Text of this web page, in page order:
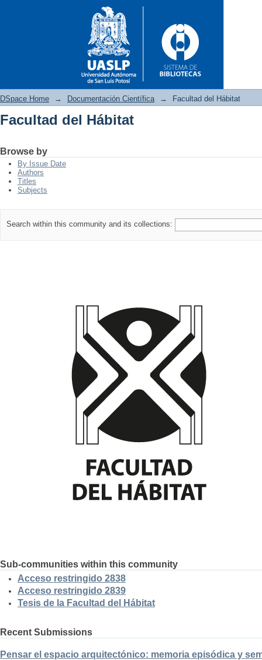
DSpace Home → Documentación Científica → Facultad del Hábitat
Facultad del Hábitat
Browse by
By Issue Date
Authors
Titles
Subjects
Search within this community and its collections:
Sub-communities within this community
Acceso restringido 2838
Acceso restringido 2839
Tesis de la Facultad del Hábitat
Recent Submissions
Pensar el espacio arquitectónico: memoria episódica y